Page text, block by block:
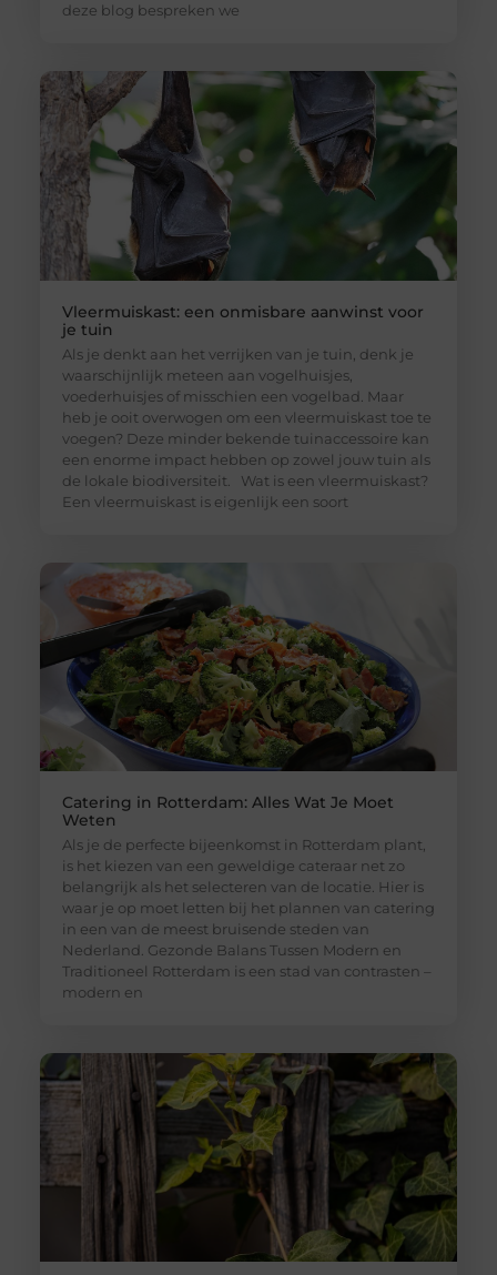
deze blog bespreken we
Vleermuiskast: een onmisbare aanwinst voor
je tuin
Als je denkt aan het verrijken van je tuin, denk je
waarschijnlijk meteen aan vogelhuisjes,
voederhuisjes of misschien een vogelbad. Maar
heb je ooit overwogen om een vleermuiskast toe te
voegen? Deze minder bekende tuinaccessoire kan
een enorme impact hebben op zowel jouw tuin als
de lokale biodiversiteit. Wat is een vleermuiskast?
Een vleermuiskast is eigenlijk een soort
Catering in Rotterdam: Alles Wat Je Moet
Weten
Als je de perfecte bijeenkomst in Rotterdam plant,
is het kiezen van een geweldige cateraar net zo
belangrijk als het selecteren van de locatie. Hier is
waar je op moet letten bij het plannen van catering
in een van de meest bruisende steden van
Nederland. Gezonde Balans Tussen Modern en
Traditioneel Rotterdam is een stad van contrasten –
modern en